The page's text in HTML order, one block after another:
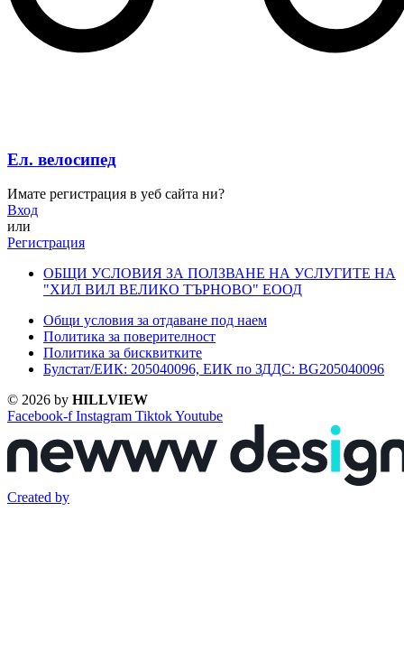
Ел. велосипед
Имате регистрация в уеб сайта ни?
Вход
или
Регистрация
ОБЩИ УСЛОВИЯ ЗА ПОЛЗВАНЕ НА УСЛУГИТЕ НА
"ХИЛ ВИЛ ВЕЛИКО ТЪРНОВО" ЕООД
Общи условия за отдаване под наем
Политика за поверителност
Политика за бисквитките
Булстат/ЕИК: 205040096, ЕИК по ЗДДС: BG205040096
© 2026 by HILLVIEW
Facebook-f Instagram TiktokYoutube
Created by